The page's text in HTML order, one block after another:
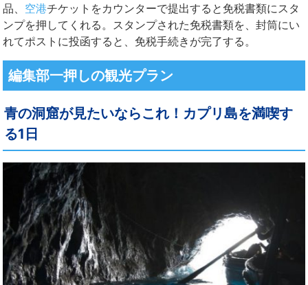
品、 空港チケットをカウンターで提出すると免税書類にスタ
ンプを押してくれる。スタンプされた免税書類を、封筒にい
れてポストに投函すると、免税手続きが完了する。
編集部一押しの観光プラン
青の洞窟が見たいならこれ！カプリ島を満喫す
る1日